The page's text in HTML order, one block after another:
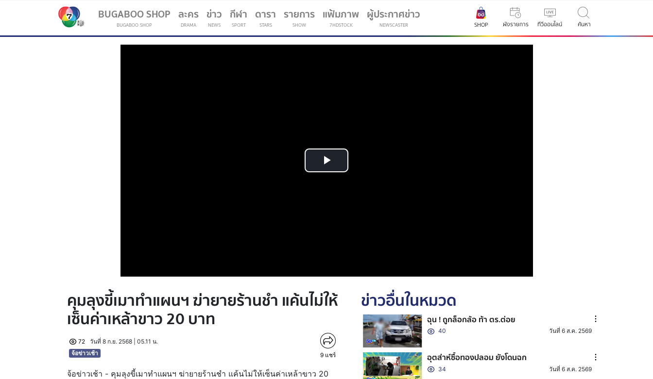
BUGABOO SHOP
BUGABOO SHOP
ละคร
DRAMA
ข่าว
NEWS
กีฬา
SPORT
(current)
ดารา
STARS
รายการ
SHOW
แฟ้มภาพ
7HDSTOCK
ผู้ประกาศข่าว
NEWSCASTER SHOP ผังรายการ ทีวีออนไลน์ ค้นหา
Play
คุมลุงขี้เมาทำแผนฯ ฆ่ายายร้านชำ แค้นไม่ให้
เซ็นค่าเหล้าขาว 20 บาท
72
วันที่ 8 ก.ย. 2568 | 05.11 น.
จ้อข่าวเช้า
9 แชร์
จ้อข่าวเช้า - คุมลุงขี้เมาทำแผนฯ ฆ่ายายร้านชำ แค้นไม่ให้เซ็นค่าเหล้าขาว 20
ข่าวอื่นในหมวด
ฉุน ! ถูกล็อกล้อ ท้า ตร.ต่อย
40 วันที่ 6 ส.ค. 2569
อุตส่าห์ซื้อทองปลอม ยังโดนฉก
34 วันที่ 6 ส.ค. 2569